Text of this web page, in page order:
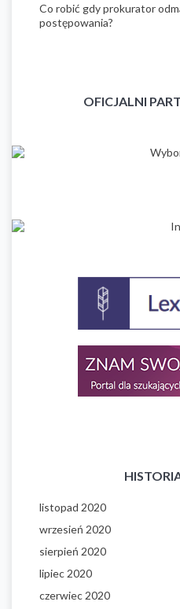
Co robić gdy prokurator
postępowania?
OFICJALNI
listopad 2020
wrzesień 2020
sierpień 2020
lipiec 2020
czerwiec 2020